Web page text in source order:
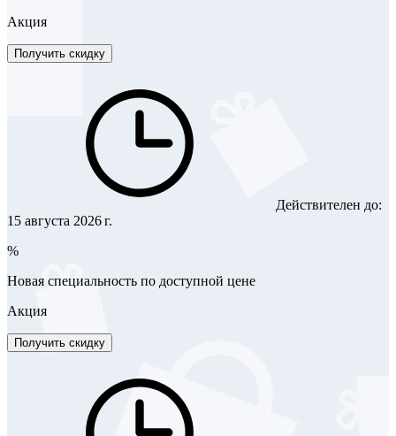
Акция
Получить скидку
Действителен до:
15 августа 2026 г.
%
Новая специальность по доступной цене
Акция
Получить скидку